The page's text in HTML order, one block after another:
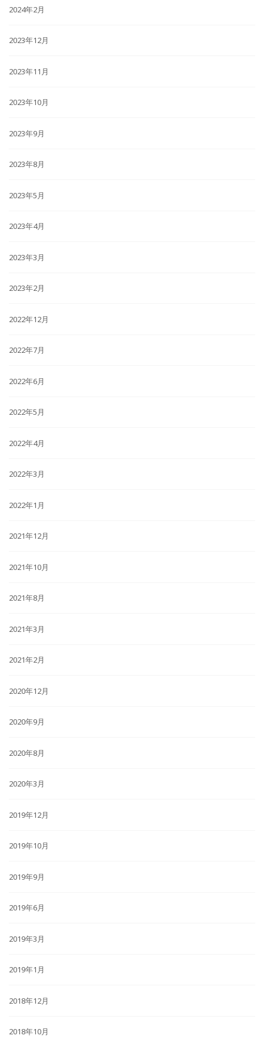
2024年2月
2023年12月
2023年11月
2023年10月
2023年9月
2023年8月
2023年5月
2023年4月
2023年3月
2023年2月
2022年12月
2022年7月
2022年6月
2022年5月
2022年4月
2022年3月
2022年1月
2021年12月
2021年10月
2021年8月
2021年3月
2021年2月
2020年12月
2020年9月
2020年8月
2020年3月
2019年12月
2019年10月
2019年9月
2019年6月
2019年3月
2019年1月
2018年12月
2018年10月